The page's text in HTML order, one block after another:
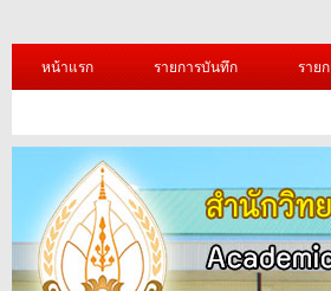
หน้าแรก รายการบันทึก ราย